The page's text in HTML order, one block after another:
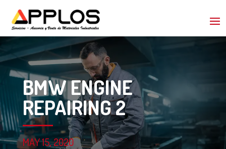
BMW ENGINE
REPAIRING 2
MAY 15, 2020